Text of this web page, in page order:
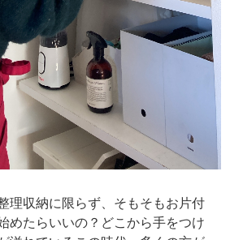
理収納に限らず、そもそもお片付
めたらいいの？どこから手をつけ